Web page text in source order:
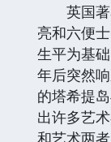
英国著
亮和六便
生平为基
年后突然
的塔希提
出许多艺
和艺术两